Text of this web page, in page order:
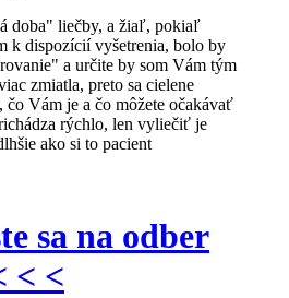
doba" liečby, a žiaľ, pokiaľ
k dispozícií vyšetrenia, bolo by
a určite by som Vám tým
zmiatla, preto sa cielene
čo Vám je a čo môžete očakávať
rýchlo, len vyliečiť je
ako si to pacient
sa na odber
< <